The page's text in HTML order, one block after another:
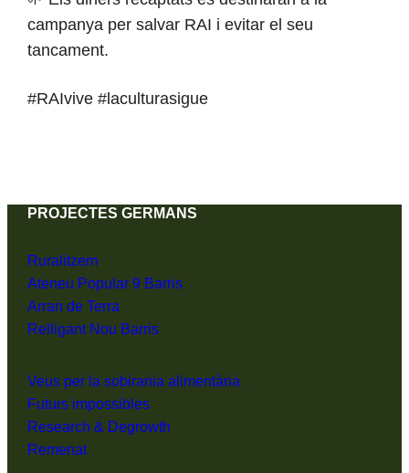
campanya per salvar RAI i evitar el seu
tancament.
#RAIvive #laculturasigue
PROJECTES GERMANS
Ruralitzem
Ateneu Popular 9 Barris
Arran de Terra
Relligant Nou Barris
Veus per la sobirania alimentària
Futurs impossibles
Research & Degrowth
Remenat